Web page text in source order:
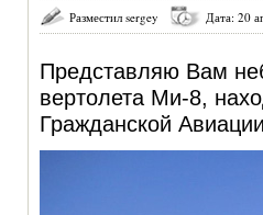
Разместил sergey Дата: 20
Представляю Вам
вертолета Ми-8,
Гражданской